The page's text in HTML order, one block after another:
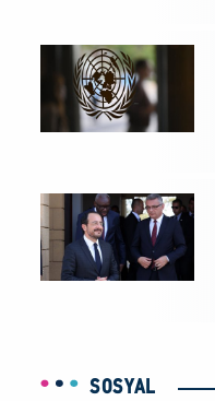
SOSYAL